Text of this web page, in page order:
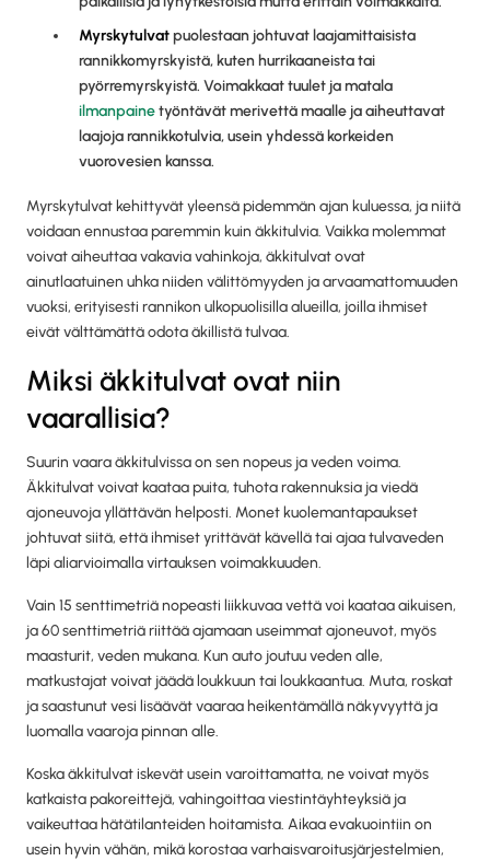
Myrskytulvatpuolestaan johtuvat laajamittaisista
rannikkomyrskyistä, kuten hurrikaaneista tai
pyörremyrskyistä. Voimakkaat tuulet ja matala
ilmanpainetyöntävät merivettä maalle ja aiheuttavat
laajoja rannikkotulvia, usein yhdessä korkeiden
vuorovesien kanssa.
Myrskytulvat kehittyvät yleensä pidemmän ajan kuluessa, ja niitä
voidaan ennustaa paremmin kuin äkkitulvia. Vaikka molemmat
voivat aiheuttaa vakavia vahinkoja, äkkitulvat ovat
ainutlaatuinen uhka niiden välittömyyden ja arvaamattomuuden
vuoksi, erityisesti rannikon ulkopuolisilla alueilla, joilla ihmiset
eivät välttämättä odota äkillistä tulvaa.
Miksi äkkitulvat ovat niin
vaarallisia?
Suurin vaara äkkitulvissa on sen nopeus ja veden voima.
Äkkitulvat voivat kaataa puita, tuhota rakennuksia ja viedä
ajoneuvoja yllättävän helposti. Monet kuolemantapaukset
johtuvat siitä, että ihmiset yrittävät kävellä tai ajaa tulvaveden
läpi aliarvioimalla virtauksen voimakkuuden.
Vain 15 senttimetriä nopeasti liikkuvaa vettä voi kaataa aikuisen,
ja 60 senttimetriä riittää ajamaan useimmat ajoneuvot, myös
maasturit, veden mukana. Kun auto joutuu veden alle,
matkustajat voivat jäädä loukkuun tai loukkaantua. Muta, roskat
ja saastunut vesi lisäävät vaaraa heikentämällä näkyvyyttä ja
luomalla vaaroja pinnan alle.
Koska äkkitulvat iskevät usein varoittamatta, ne voivat myös
katkaista pakoreittejä, vahingoittaa viestintäyhteyksiä ja
vaikeuttaa hätätilanteiden hoitamista. Aikaa evakuointiin on
usein hyvin vähän, mikä korostaa varhaisvaroitusjärjestelmien,